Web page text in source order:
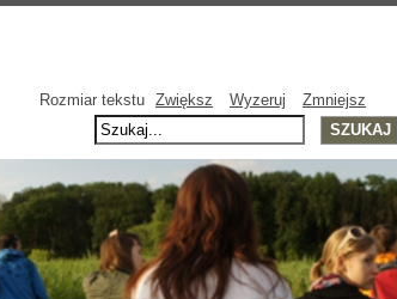
Rozmiar tekstu Zwiększ Wyzeruj Zmniejsz